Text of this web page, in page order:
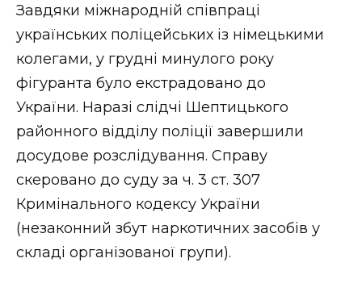
Завдяки міжнародній співпраці
українських поліцейських із німецькими
колегами, у грудні минулого року
фігуранта було екстрадовано до
України. Наразі слідчі Шептицького
районного відділу поліції завершили
досудове розслідування. Справу
скеровано до суду за ч. 3 ст. 307
Кримінального кодексу України
(незаконний збут наркотичних засобів у
складі організованої групи).